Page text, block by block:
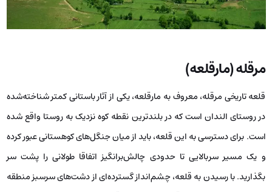
مرقله (مارقلعه)
قلعه تاریخی مرقله، معروف به مارقلعه، یکی از آثار باستانی کمتر شناخته‌شده
در روستای الندان است که در بلندترین نقطه کوه نزدیک به روستا واقع شده
است. برای دسترسی به این قلعه، باید از میان جنگل‌های کوهستانی عبور کرده
و یک مسیر سربالایی تا حدودی چالش‌برانگیز اتفاقا طولانی را پشت سر
بگذارید. با رسیدن به قلعه، چشم‌انداز گسترده‌ای از دشت‌های سرسبز منطقه